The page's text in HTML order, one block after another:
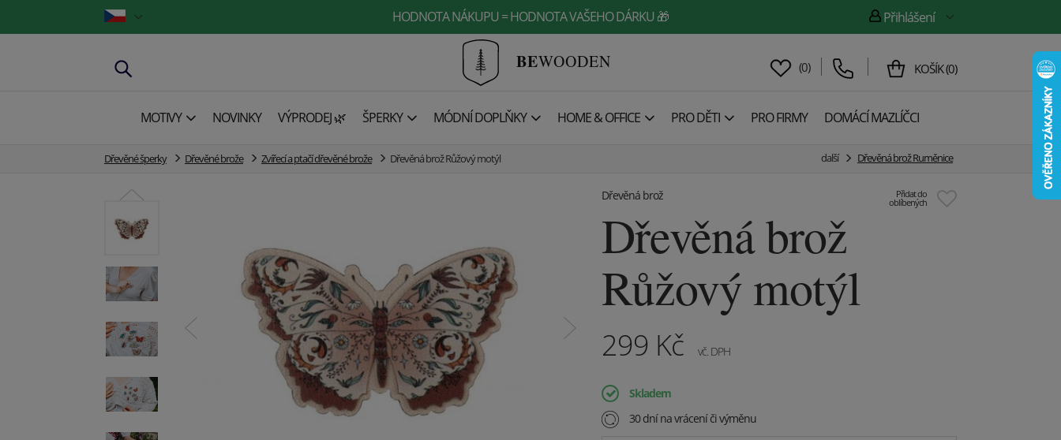
HODNOTA NÁKUPU = HODNOTA VAŠEHO DÁRKU 🎁 Přihlášení
BEWOODEN (0) KOŠÍK(0)
MOTIVY NOVINKY VÝPRODEJ 🌿 ŠPERKY MÓDNÍ DOPLŇKY HOME & OFFICE PRO DĚTI PRO FIRMY DOMÁCÍ MAZLÍČCI
Dřevěné šperky Dřevěné brože Zvířecí a ptačí dřevěné brože Dřevěná brož Růžový motýl další Dřevěná brož Ruměnice
Přidat do
oblíbených
Dřevěná brož
Dřevěná brož
Růžový motýl
299 Kč vč. DPH
Skladem
30 dní na vrácení či výměnu